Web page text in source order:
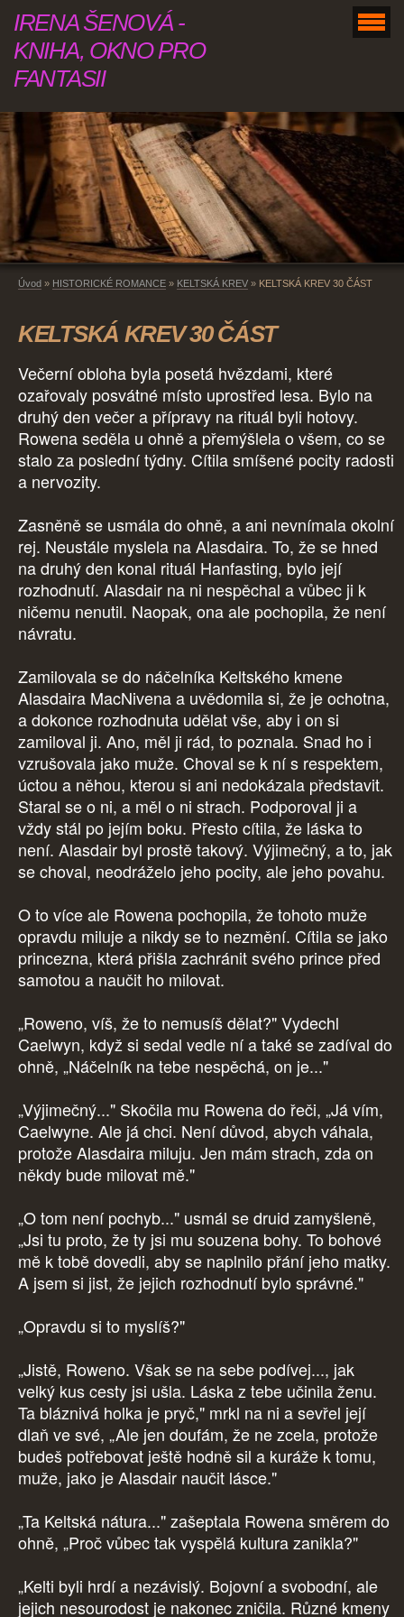
IRENA ŠENOVÁ -
KNIHA, OKNO PRO
FANTASII
Úvod » HISTORICKÉ ROMANCE » KELTSKÁ KREV » KELTSKÁ KREV 30 ČÁST
KELTSKÁ KREV 30 ČÁST
Večerní obloha byla posetá hvězdami, které
ozařovaly posvátné místo uprostřed lesa. Bylo na
druhý den večer a přípravy na rituál byli hotovy.
Rowena seděla u ohně a přemýšlela o všem, co se
stalo za poslední týdny. Cítila smíšené pocity radosti
a nervozity.
Zasněně se usmála do ohně, a ani nevnímala okolní
rej. Neustále myslela na Alasdaira. To, že se hned
na druhý den konal rituál Hanfasting, bylo její
rozhodnutí. Alasdair na ni nespěchal a vůbec ji k
ničemu nenutil. Naopak, ona ale pochopila, že není
návratu.
Zamilovala se do náčelníka Keltského kmene
Alasdaira MacNivena a uvědomila si, že je ochotna,
a dokonce rozhodnuta udělat vše, aby i on si
zamiloval ji. Ano, měl ji rád, to poznala. Snad ho i
vzrušovala jako muže. Choval se k ní s respektem,
úctou a něhou, kterou si ani nedokázala představit.
Staral se o ni, a měl o ni strach. Podporoval ji a
vždy stál po jejím boku. Přesto cítila, že láska to
není. Alasdair byl prostě takový. Výjimečný, a to, jak
se choval, neodráželo jeho pocity, ale jeho povahu.
O to více ale Rowena pochopila, že tohoto muže
opravdu miluje a nikdy se to nezmění. Cítila se jako
princezna, která přišla zachránit svého prince před
samotou a naučit ho milovat.
„Roweno, víš, že to nemusíš dělat?" Vydechl
Caelwyn, když si sedal vedle ní a také se zadíval do
ohně, „Náčelník na tebe nespěchá, on je..."
„Výjimečný..." Skočila mu Rowena do řeči, „Já vím,
Caelwyne. Ale já chci. Není důvod, abych váhala,
protože Alasdaira miluju. Jen mám strach, zda on
někdy bude milovat mě."
„O tom není pochyb..." usmál se druid zamyšleně,
„Jsi tu proto, že ty jsi mu souzena bohy. To bohové
mě k tobě dovedli, aby se naplnilo přání jeho matky.
A jsem si jist, že jejich rozhodnutí bylo správné."
„Opravdu si to myslíš?"
„Jistě, Roweno. Však se na sebe podívej..., jak
velký kus cesty jsi ušla. Láska z tebe učinila ženu.
Ta bláznivá holka je pryč," mrkl na ni a sevřel její
dlaň ve své, „Ale jen doufám, že ne zcela, protože
budeš potřebovat ještě hodně sil a kuráže k tomu,
muže, jako je Alasdair naučit lásce."
„Ta Keltská nátura..." zašeptala Rowena směrem do
ohně, „Proč vůbec tak vyspělá kultura zanikla?"
„Kelti byli hrdí a nezávislý. Bojovní a svobodní, ale
jejich nesourodost je nakonec zničila. Různé kmeny